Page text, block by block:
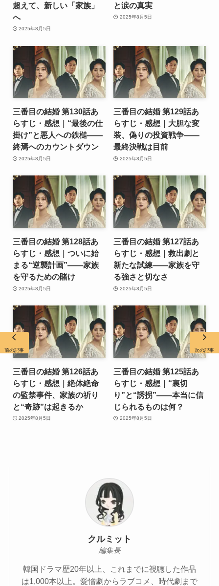
超えて、新しい「家族」
へ
2025年8月5日
と涙の真実
2025年8月5日
三番目の結婚 第130話あ
らすじ・感想｜“最後の仕
掛け”と悪人への鉄槌――
終焉へのカウントダウン
2025年8月5日
三番目の結婚 第129話あ
らすじ・感想｜大胆な変
装、偽りの投資戦争――
最終決戦は目前
2025年8月5日
三番目の結婚 第128話あ
らすじ・感想｜ついに始
まる“逆襲計画”――家族
を守るための賭け
2025年8月5日
三番目の結婚 第127話あ
らすじ・感想｜救出劇と
新たな試練――家族を守
る強さと切なさ
2025年8月5日
三番目の結婚 第126話あ
らすじ・感想｜絶体絶命
の監禁事件、家族の祈り
と“奇跡”は起きるか
2025年8月5日
三番目の結婚 第125話あ
らすじ・感想｜“裏切
り”と“誘拐”――本当に信
じられるものは何？
2025年8月5日
クルミット
編集長
韓国ドラマ歴20年以上、これまでに視聴した作品
は1,000本以上。愛憎劇からラブコメ、時代劇まで
前の記事 次の記事